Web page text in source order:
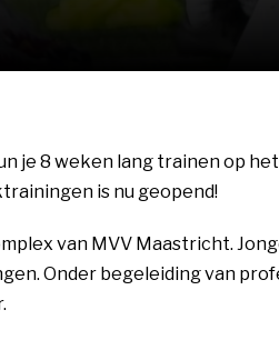
je 8 weken lang trainen op
is nu geopend!
van MVV Maastricht.
Onder begeleiding van